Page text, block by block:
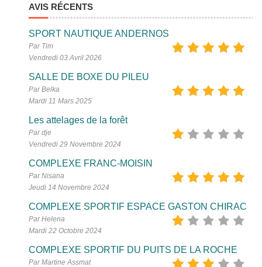
AVIS RÉCENTS
SPORT NAUTIQUE ANDERNOS
Par Tim
Vendredi 03 Avril 2026
SALLE DE BOXE DU PILEU
Par Belka
Mardi 11 Mars 2025
Les attelages de la forêt
Par dje
Vendredi 29 Novembre 2024
COMPLEXE FRANC-MOISIN
Par Nisana
Jeudi 14 Novembre 2024
COMPLEXE SPORTIF ESPACE GASTON CHIRAC
Par Helena
Mardi 22 Octobre 2024
COMPLEXE SPORTIF DU PUITS DE LA ROCHE
Par Martine Assmat